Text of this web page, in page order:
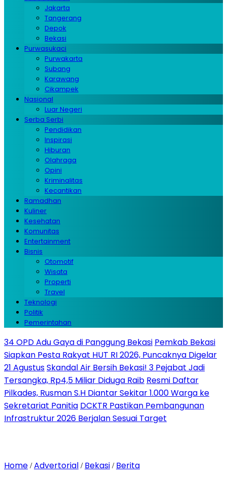
Jakarta
Tangerang
Depok
Bekasi
Purwasukaci
Purwakarta
Subang
Karawang
Cikampek
Nasional
Luar Negeri
Serba Serbi
Pendidikan
Inspirasi
Hiburan
Olahraga
Opini
Kriminalitas
Kecantikan
Ramadhan
Kuliner
Kesehatan
Komunitas
Entertainment
Bisnis
Otomotif
Wisata
Properti
Travel
Teknologi
Politik
Pemerintahan
34 OPD Adu Gaya di Panggung Bekasi Pemkab Bekasi
Siapkan Pesta Rakyat HUT RI 2026, Puncaknya Digelar
21 AgustusSkandal Air Bersih Bekasi! 3 Pejabat Jadi
Tersangka, Rp4,5 Miliar Diduga Raib Resmi Daftar
Pilkades, Rusman S.H Diantar Sekitar 1.000 Warga ke
Sekretariat Panitia DCKTR Pastikan Pembangunan
Infrastruktur 2026 Berjalan Sesuai Target
Home /Advertorial / Bekasi / Berita